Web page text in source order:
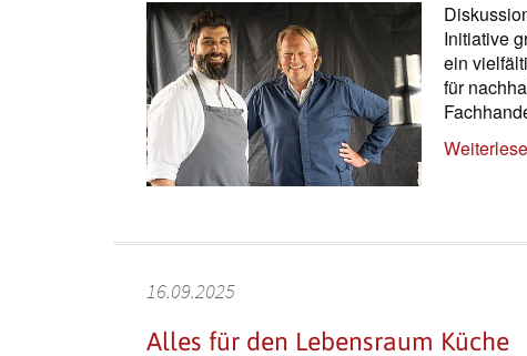
Initiative
ein
für
16.09.2025
Alles für den Lebensraum Küche